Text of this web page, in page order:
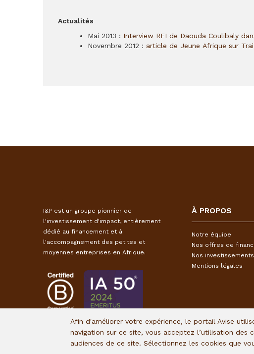
Actualités
Mai 2013 : Interview RFI de Daouda Coulibaly
Novembre 2012 : article de Jeune Afrique sur
I&P est un groupe pionnier de
l'investissement d'impact, entièrement
dédié au financement et à
l'accompagnement des petites et
moyennes entreprises en Afrique.
À PROPOS
Notre équipe
Nos offres de
Nos investissements
Mentions légales
Afin d'améliorer votre expérience, le portail Avise
navigation sur ce site, vous acceptez l’utilisation des
audiences de ce site. Sélectionnez les cookies que